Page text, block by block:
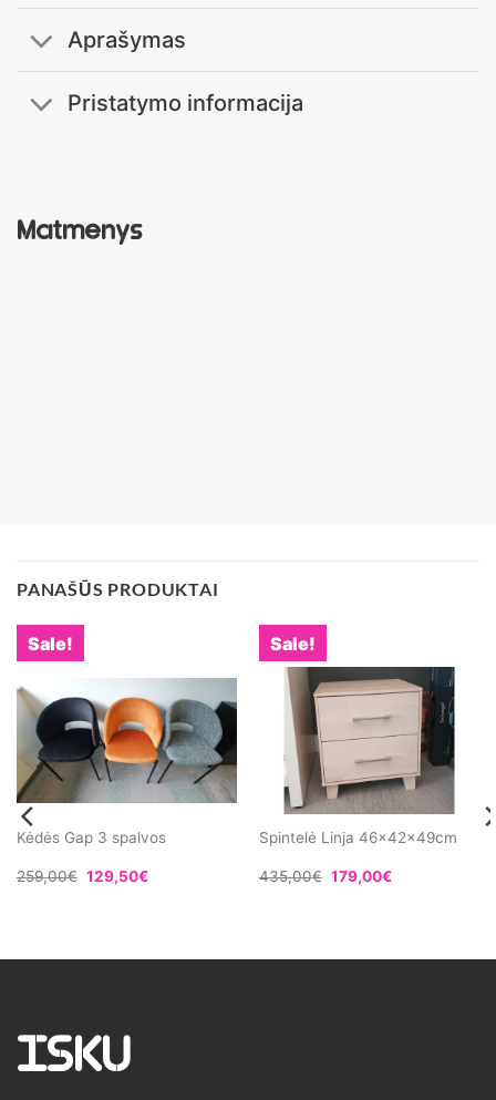
Matmenys
Aprašymas
Pristatymo informacija
PANAŠŪS PRODUKTAI
Sale!
Kėdės Gap 3 spalvos
259,00€ Original
price
129,50€Current
Sale!
Spintelė Linja 46x42x49cm
435,00€ Original
price
179,00€Current
ISKU